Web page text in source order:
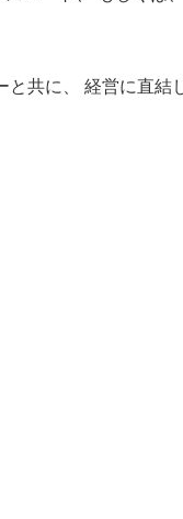
共に、 経営に直結